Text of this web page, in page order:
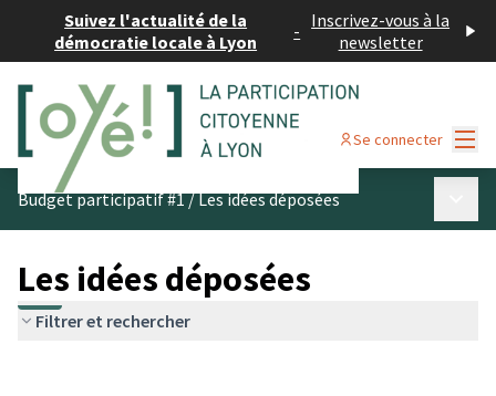
Suivez l'actualité de la
démocratie locale à Lyon
- Inscrivez-vous à la
newsletter
Se connecter
Budget participatif #1/Les idées déposées
Les idées déposées
Filtrer et rechercher